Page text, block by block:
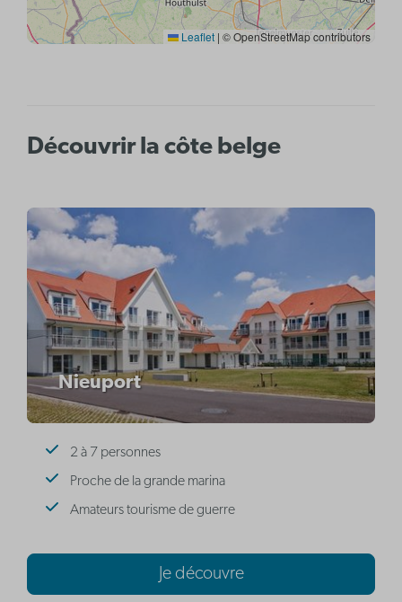
Leaflet | © OpenStreetMap contributors
Découvrir la côte belge
Nieuport
2 à 7 personnes
Proche de la grande marina
Amateurs tourisme de guerre
Je découvre